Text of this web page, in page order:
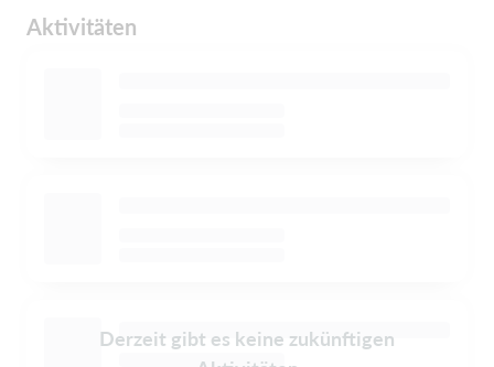
Aktivitäten
Derzeit gibt es keine zukünftigen